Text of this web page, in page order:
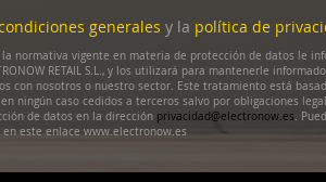
generales y la política de
normativa vigente en materia de protección de datos le
RETAIL S.L., y los utilizará para mantenerle
con nosotros o nuestro sector. Este tratamiento está
ningún caso cedidos a terceros salvo por obligaciones
de datos en la dirección privacidad@electronow.es.
en este enlace www.electronow.es